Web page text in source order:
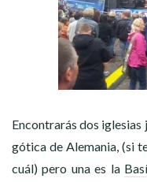
Encontrarás dos iglesias
gótica de Alemania, (si
cuál) pero una es la